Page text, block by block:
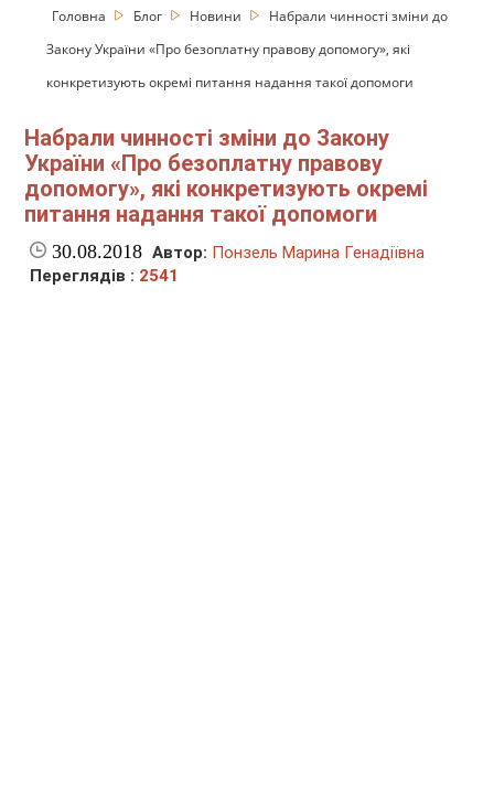
Головна Блог Новини
Набрали чинності зміни до
Закону України «Про безоплатну правову допомогу», які
конкретизують окремі питання надання такої допомоги
Набрали чинності зміни до Закону
України «Про безоплатну правову
допомогу», які конкретизують окремі
питання надання такої допомоги
30.08.2018 Автор: Понзель Марина Генадіївна
Переглядів : 2541